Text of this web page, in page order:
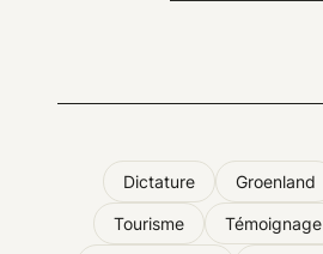
Dictature Groenland
Tourisme Témoignage